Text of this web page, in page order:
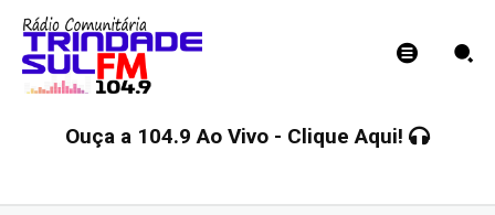
Ouça a 104.9 Ao Vivo - Clique Aqui!